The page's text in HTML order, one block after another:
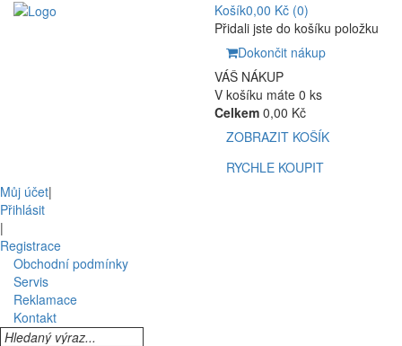
Košík0,00 Kč (0)
Přidali jste do košíku položku
Dokončit nákup
VÁŠ NÁKUP
V košíku máte 0 ks
Celkem 0,00 Kč
ZOBRAZIT KOŠÍK
RYCHLE KOUPIT
Můj účet|
Přihlásit
|
Registrace
Obchodní podmínky
Servis
Reklamace
Kontakt